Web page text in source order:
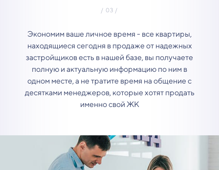
Экономим ваше личное время - все квартиры,
находящиеся сегодня в продаже от надежных
застройщиков есть в нашей базе, вы получаете
полную и актуальную информацию по ним в
одном месте, а не тратите время на общение с
десятками менеджеров, которые хотят продать
именно свой ЖК